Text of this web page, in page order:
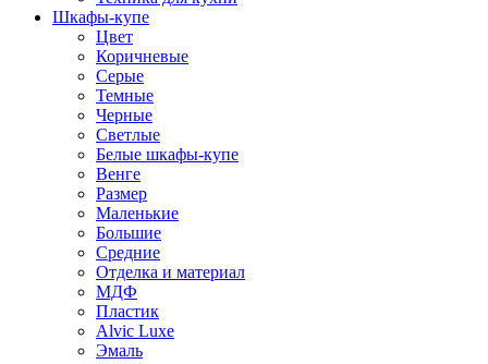
Шкафы-купе
Цвет
Коричневые
Серые
Темные
Черные
Светлые
Белые шкафы-купе
Венге
Размер
Маленькие
Большие
Средние
Отделка и материал
МДФ
Пластик
Alvic Luxe
Эмаль